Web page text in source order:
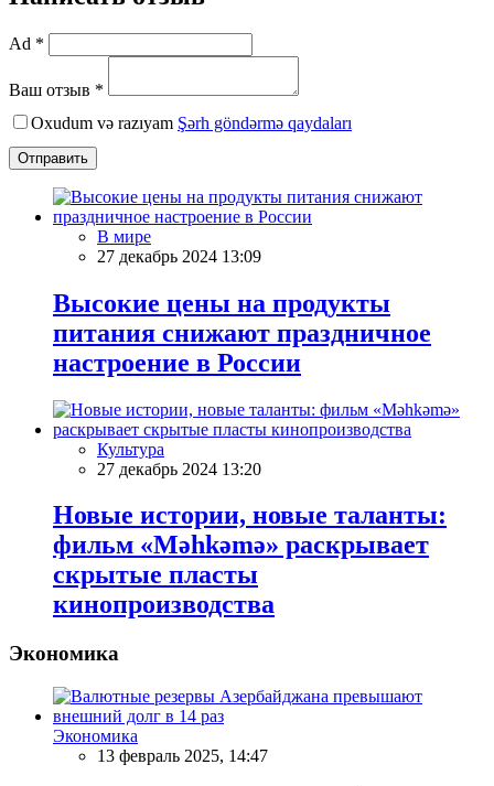
Ad *
Ваш отзыв *
Oxudum və razıyam Şərh göndərmə qaydaları
Отправить
В мире
27 декабрь 2024 13:09
Высокие цены на продукты
питания снижают праздничное
настроение в России
Культура
27 декабрь 2024 13:20
Новые истории, новые таланты:
фильм «Məhkəmə» раскрывает
скрытые пласты
кинопроизводства
Экономика
Экономика
13 февраль 2025, 14:47